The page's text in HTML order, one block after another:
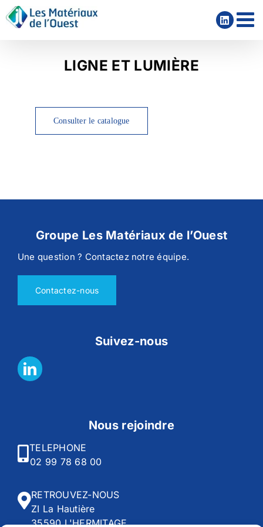
Passer
au
LIGNE ET LUMIÈRE
Consulter le catalogue
Groupe Les Matériaux de l’Ouest
Une question ? Contactez notre équipe.
Contactez-nous
Suivez-nous
Nous rejoindre
TELEPHONE
02 99 78 68 00
RETROUVEZ-NOUS
ZI La Hautière
35590 L'HERMITAGE